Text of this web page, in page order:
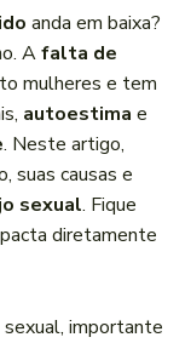
anda em baixa?
Afalta de
mulheres e tem
autoestima e
. Neste artigo,
suas causas e
sexual. Fique
diretamente
importante